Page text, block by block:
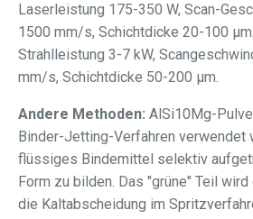
Laserleistung 175-350 W, Scan-
1500 mm/s, Schichtdicke 20-100
Strahlleistung 3-7 kW,
mm/s, Schichtdicke 50-200 μm.
Andere Methoden: AlSi10Mg-
Binder-Jetting-Verfahren verwendet
flüssiges Bindemittel selektiv
Form zu bilden. Das "grüne" Teil
die Kaltabscheidung im